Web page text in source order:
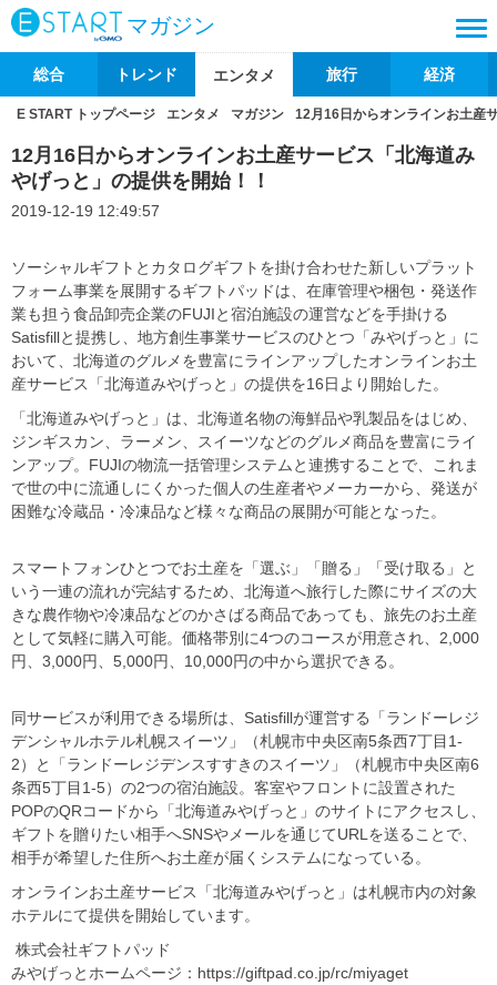
マガジン
総合 トレンド エンタメ 旅行 経済
E START トップページ エンタメ マガジン 12月16日からオンラインお土産
12月16日からオンラインお土産サービス「北海道み
やげっと」の提供を開始！！
2019-12-19 12:49:57
ソーシャルギフトとカタログギフトを掛け合わせた新しいプラット
フォーム事業を展開するギフトパッドは、在庫管理や梱包・発送作
業も担う食品卸売企業のFUJIと宿泊施設の運営などを手掛ける
Satisfillと提携し、地方創生事業サービスのひとつ「みやげっと」に
おいて、北海道のグルメを豊富にラインアップしたオンラインお土
産サービス「北海道みやげっと」の提供を16日より開始した。
「北海道みやげっと」は、北海道名物の海鮮品や乳製品をはじめ、
ジンギスカン、ラーメン、スイーツなどのグルメ商品を豊富にライ
ンアップ。FUJIの物流一括管理システムと連携することで、これま
で世の中に流通しにくかった個人の生産者やメーカーから、発送が
困難な冷蔵品・冷凍品など様々な商品の展開が可能となった。
スマートフォンひとつでお土産を「選ぶ」「贈る」「受け取る」と
いう一連の流れが完結するため、北海道へ旅行した際にサイズの大
きな農作物や冷凍品などのかさばる商品であっても、旅先のお土産
として気軽に購入可能。価格帯別に4つのコースが用意され、2,000
円、3,000円、5,000円、10,000円の中から選択できる。
同サービスが利用できる場所は、Satisfillが運営する「ランドーレジ
デンシャルホテル札幌スイーツ」（札幌市中央区南5条西7丁目1-
2）と「ランドーレジデンスすすきのスイーツ」（札幌市中央区南6
条西5丁目1-5）の2つの宿泊施設。客室やフロントに設置された
POPのQRコードから「北海道みやげっと」のサイトにアクセスし、
ギフトを贈りたい相手へSNSやメールを通じてURLを送ることで、
相手が希望した住所へお土産が届くシステムになっている。
オンラインお土産サービス「北海道みやげっと」は札幌市内の対象
ホテルにて提供を開始しています。
株式会社ギフトパッド
みやげっとホームページ：https://giftpad.co.jp/rc/miyaget